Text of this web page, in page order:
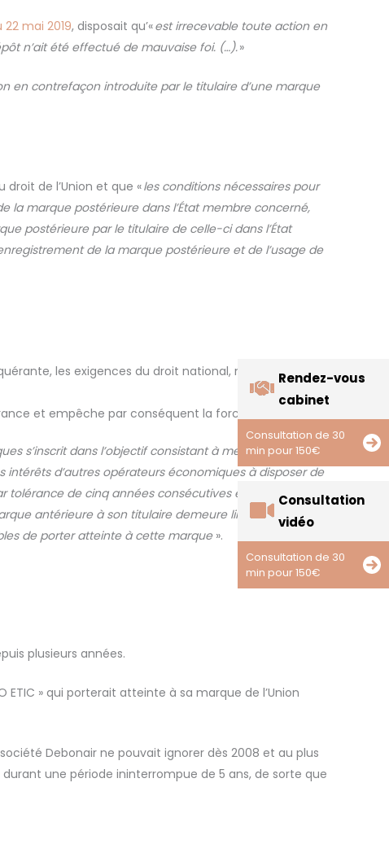
mai 2019, disposait qu’«est irrecevable toute action en
ôt n’aitété effectué de mauvaise foi. (…).»
en contrefaçon introduite par le titulaire d’une marque
de l’Union et que «les conditions nécessaires pour
la marque postérieure dans l’État membre concerné,
postérieure par le titulaire de celle-ci dans l’État
de la marque postérieure et de l’usage de
les exigences du droit national, ne met pas fin
et empêche par conséquent la forclusion
s’inscrit dans l’objectif consistantàmettre en balance,
intérêts d’autres opérateurs économiquesàdisposer de
tolérance de cinq années consécutives en connaissance
antérieure à son titulaire demeure limitée aux cas
de porter atteinte à cette marque».
plusieurs années.
» qui porterait atteinte à sa marque de l’Union
Debonair ne pouvait ignorer dès 2008 et au plus
durant une période ininterrompue de 5 ans, de sorte que
Rendez-vous
cabinet
Consultation de 30
min pour 150€
Consultation
vidéo
Consultation de 30
min pour 150€